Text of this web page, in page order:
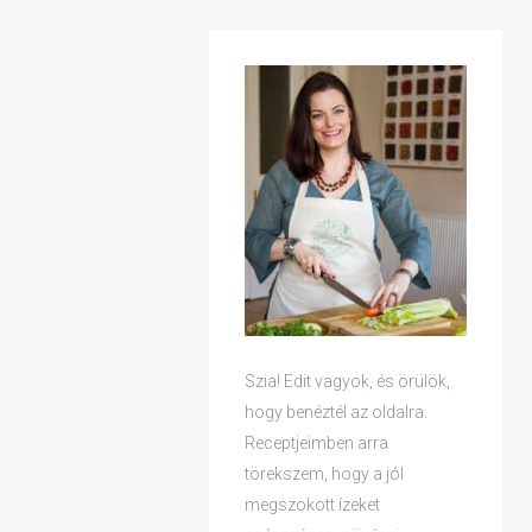
Szia! Edit vagyok, és örülök,
hogy benéztél az oldalra.
Receptjeimben arra
törekszem, hogy a jól
megszokott ízeket